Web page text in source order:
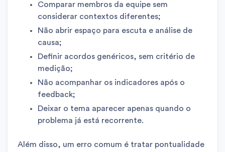
Comparar membros da equipe sem
considerar contextos diferentes;
Não abrir espaço para escuta e análise de
causa;
Definir acordos genéricos, sem critério de
medição;
Não acompanhar os indicadores após o
feedback;
Deixar o tema aparecer apenas quando o
problema já está recorrente.
Além disso, um erro comum é tratar pontualidade